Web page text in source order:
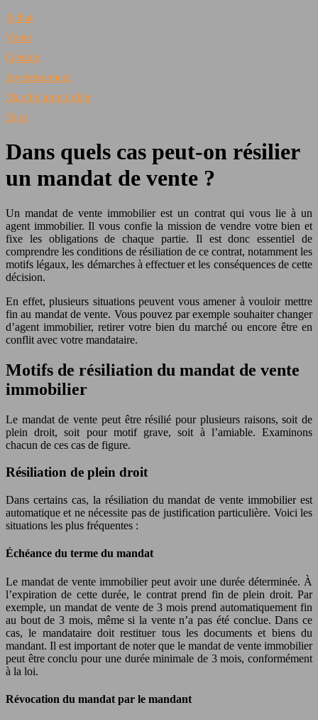
Achat
Vente
Gestion
Investissement
Marché immobilier
Blog
Dans quels cas peut-on résilier
un mandat de vente ?
Un mandat de vente immobilier est un contrat qui vous lie à un
agent immobilier. Il vous confie la mission de vendre votre bien et
fixe les obligations de chaque partie. Il est donc essentiel de
comprendre les conditions de résiliation de ce contrat, notamment les
motifs légaux, les démarches à effectuer et les conséquences de cette
décision.
En effet, plusieurs situations peuvent vous amener à vouloir mettre
fin au mandat de vente. Vous pouvez par exemple souhaiter changer
d’agent immobilier, retirer votre bien du marché ou encore être en
conflit avec votre mandataire.
Motifs de résiliation du mandat de vente
immobilier
Le mandat de vente peut être résilié pour plusieurs raisons, soit de
plein droit, soit pour motif grave, soit à l’amiable. Examinons
chacun de ces cas de figure.
Résiliation de plein droit
Dans certains cas, la résiliation du mandat de vente immobilier est
automatique et ne nécessite pas de justification particulière. Voici les
situations les plus fréquentes :
Échéance du terme du mandat
Le mandat de vente immobilier peut avoir une durée déterminée. À
l’expiration de cette durée, le contrat prend fin de plein droit. Par
exemple, un mandat de vente de 3 mois prend automatiquement fin
au bout de 3 mois, même si la vente n’a pas été conclue. Dans ce
cas, le mandataire doit restituer tous les documents et biens du
mandant. Il est important de noter que le mandat de vente immobilier
peut être conclu pour une durée minimale de 3 mois, conformément
à la loi.
Révocation du mandat par le mandant